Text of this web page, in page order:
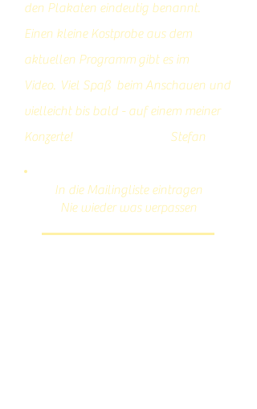
den Plakaten eindeutig benannt.
Einen kleine Kostprobe aus dem
aktuellen Programm gibt es im
Video. Viel Spaß beim Anschauen und
vielleicht bis bald - auf einem meiner
Konzerte! Stefan
In die Mailingliste eintragen
Nie wieder was verpassen